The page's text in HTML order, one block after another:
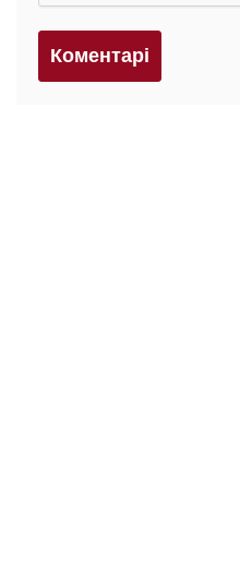
Коментарi